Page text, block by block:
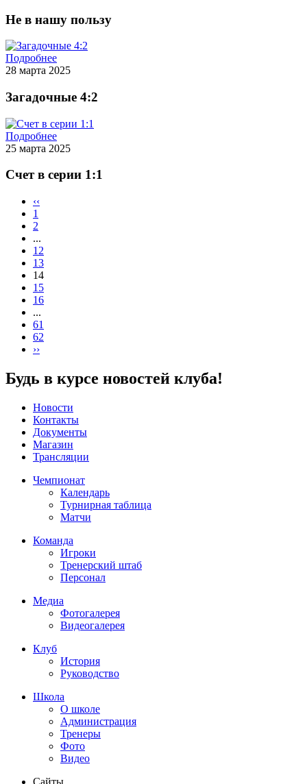
Не в нашу пользу
Подробнее
28 марта 2025
Загадочные 4:2
Подробнее
25 марта 2025
Счет в серии 1:1
‹‹
1
2
...
12
13
14
15
16
...
61
62
››
Будь в курсе новостей клуба!
Новости
Контакты
Документы
Магазин
Трансляции
Чемпионат
Календарь
Турнирная таблица
Матчи
Команда
Игроки
Тренерский штаб
Персонал
Медиа
Фотогалерея
Видеогалерея
Клуб
История
Руководство
Школа
О школе
Администрация
Тренеры
Фото
Видео
Сайты